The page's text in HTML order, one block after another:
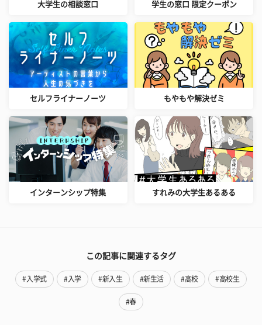
大学生の相談窓口 学生の窓口 限定クーポン
セルフライナーノーツ もやもや解決ゼミ
インターンシップ特集 すれみの大学生あるある
この記事に関連するタグ
#入学式 #入学 #新入生 #新生活 #高校 #高校生
#春